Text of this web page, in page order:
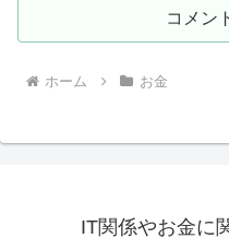
コメン
ホーム お金
IT関係やお金に